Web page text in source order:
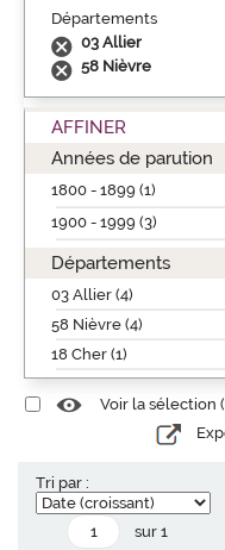
Départements
03 Allier
58 Nièvre
AFFINER
Années de parution
1800 - 1899 (1)
1900 - 1999 (3)
Départements
03 Allier (4)
58 Nièvre (4)
18 Cher (1)
Voir la sélection (
Tri par :
sur 1